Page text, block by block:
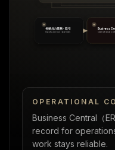
各拠点の業務・取引
Inputs across locations
Business
Operational
OPERATIONAL
Business Central（
record for
work stays reliable.